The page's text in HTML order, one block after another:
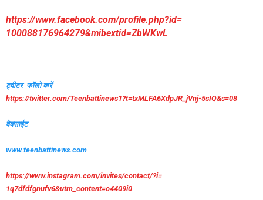
https://www.facebook.com/profile.php?id=
100088176964279&mibextid=ZbWKwL
ट्वीटर फॉलो करें
https://twitter.com/Teenbattinews1?t=txMLFA6XdpJR_jVnj-5sIQ&s=08
वेबसाईट
www.teenbattinews.com
https://www.instagram.com/invites/contact/?i=
1q7dfdfgnufv6&utm_content=o4409i0